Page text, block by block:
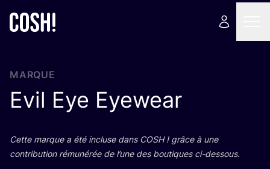
MARQUE
Evil Eye Eyewear
Cette marque a été incluse dans COSH! grâce à une
contri­bu­tion rému­né­rée de l’une des bou­tiques ci-dessous.